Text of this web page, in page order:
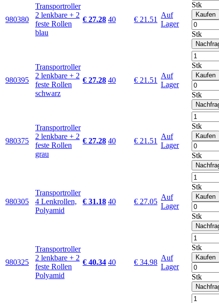
980380
Transportroller
2 lenkbare + 2
feste Rollen
blau
€ 27.28 40 € 21.51
Auf
Lager
Stk
Kaufen
Stk
980395
Transportroller
2 lenkbare + 2
feste Rollen
schwarz
€ 27.28 40 € 21.51
Auf
Lager
Stk
Kaufen
Stk
980375
Transportroller
2 lenkbare + 2
feste Rollen
grau
€ 27.28 40 € 21.51
Auf
Lager
Stk
Kaufen
Stk
980305
Transportroller
4 Lenkrollen,
Polyamid
€ 31.18 40 € 27.05
Auf
Lager
Stk
Kaufen
Stk
980325
Transportroller
2 lenkbare + 2
feste Rollen
Polyamid
€ 40.34 40 € 34.98
Auf
Lager
Stk
Kaufen
Stk